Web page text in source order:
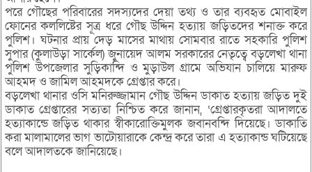
পরে গৌছের পরিবারের সদস্যদের দেয়া তথ্য ও তার ব্যবহৃত মোবাইল
ফোনের কললিষ্টের সূত্র ধরে গৌছ উদ্দিন হত্যায় জড়িতদের শনাক্ত করে
পুলিশ। ঘটনার প্রায় দেড় মাসের মাথায় সোমবার রাতে সহকারি পুলিশ
সুপার (কুলাউড়া সার্কেল) জুনায়েদ আলম সরকারের নেতৃত্বে বড়লেখা থানা
পুলিশ উপজেলার সুড়িকান্দি ও মুড়াউল গ্রামে অভিযান চালিয়ে মারুফ
আহমদ ও জামিল আহমদকে গ্রেপ্তার করে।
বড়লেখা থানার ওসি মনিরুজ্জামান গৌছ উদ্দিন ডাকাত হত্যায় জড়িত দুই
ডাকাত গ্রেপ্তারের সত্যতা নিশ্চিত করে জানান, ‘গ্রেপ্তারকৃতরা আদালতে
হত্যাকান্ডে জড়িত থাকার স্বীকারোক্তিমুলক জবানবন্দি দিয়েছে। ডাকাতি
করা মালামালের ভাগ ভাটোয়ারাকে কেন্দ্র করে তারা এ হত্যাকান্ড ঘটিয়েছে
বলে আদালতকে জানিয়েছে।